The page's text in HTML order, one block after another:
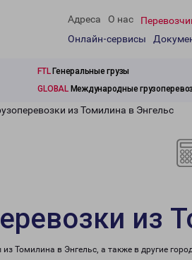
Адреса О нас
Онлайн-сервисы
FTLГенеральные грузы
GLOBALМеждународные
из Томилина в Энгельс
из
из Томилина в Энгельс, а также в другие